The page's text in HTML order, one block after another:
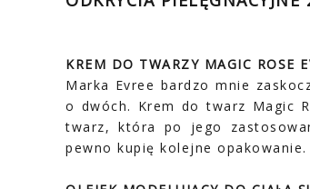
KREM DO TWARZY MAGIC ROSE
Marka Evree bardzo mnie
o dwóch. Krem do twarz Magic
twarz, która po jego
pewno kupię kolejne opakowanie.